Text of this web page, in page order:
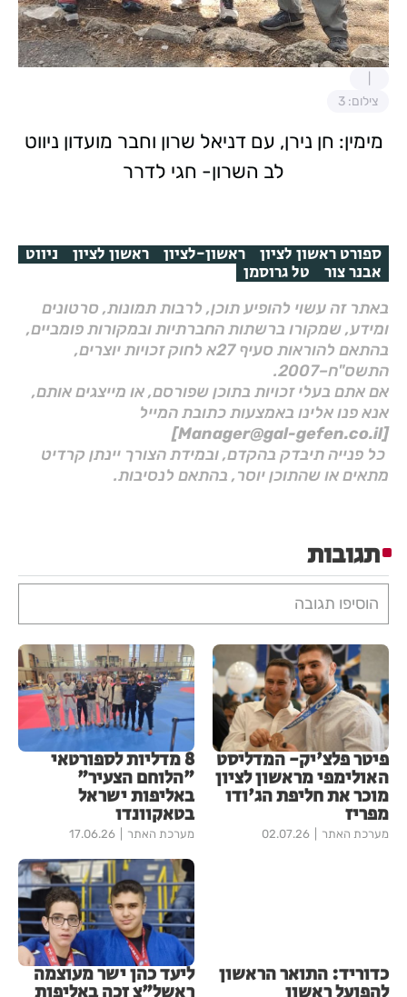
צילום: 3
מימין: חן נירן, עם דניאל שרון וחבר מועדון ניווט
לב השרון- חגי לדרר
ספורט ראשון לציון ראשון-לציון ראשון לציון ניווט
אבנר צור טל גרוסמן
באתר זה עשוי להופיע תוכן, לרבות תמונות, סרטונים
ומידע, שמקורו ברשתות החברתיות ובמקורות פומביים,
בהתאם להוראות סעיף 27א לחוק זכויות יוצרים,
התשס"ח–2007.
אם אתם בעלי זכויות בתוכן שפורסם, או מייצגים אותם,
אנא פנו אלינו באמצעות כתובת המייל
[Manager@gal-gefen.co.il]
כל פנייה תיבדק בהקדם, ובמידת הצורך יינתן קרדיט
מתאים או שהתוכן יוסר, בהתאם לנסיבות.
תגובות
הוסיפו תגובה
פיטר פלצ'יק- המדליסט
האולימפי מראשון לציון
מוכר את חליפת הג'ודו
מפריז
מערכת האתר 02.07.26
8 מדליות לספורטאי
"הלוחם הצעיר"
באליפות ישראל
בטאקוונדו
מערכת האתר 17.06.26
כדוריד: התואר הראשון ליעד כהן ישר מעוצמה